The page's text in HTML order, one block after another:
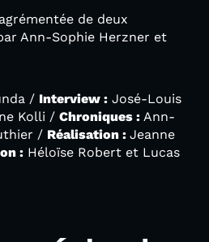
de deux
Ann-Sophie Herzner et
/ Interview : José-Louis
Kolli / Chroniques : Ann-
/ Réalisation : Jeanne
: Héloïse Robert et Lucas